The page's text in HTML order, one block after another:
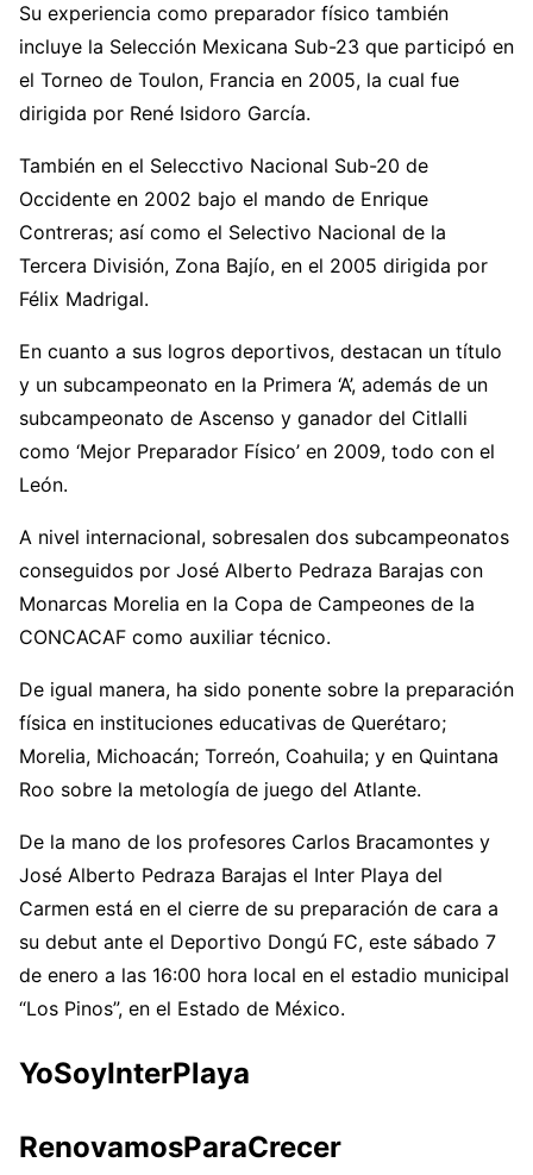
Su experiencia como preparador físico también
incluye la Selección Mexicana Sub-23 que participó en
el Torneo de Toulon, Francia en 2005, la cual fue
dirigida por René Isidoro García.
También en el Selecctivo Nacional Sub-20 de
Occidente en 2002 bajo el mando de Enrique
Contreras; así como el Selectivo Nacional de la
Tercera División, Zona Bajío, en el 2005 dirigida por
Félix Madrigal.
En cuanto a sus logros deportivos, destacan un título
y un subcampeonato en la Primera ‘A’, además de un
subcampeonato de Ascenso y ganador del Citlalli
como ‘Mejor Preparador Físico’ en 2009, todo con el
León.
A nivel internacional, sobresalen dos subcampeonatos
conseguidos por José Alberto Pedraza Barajas con
Monarcas Morelia en la Copa de Campeones de la
CONCACAF como auxiliar técnico.
De igual manera, ha sido ponente sobre la preparación
física en instituciones educativas de Querétaro;
Morelia, Michoacán; Torreón, Coahuila; y en Quintana
Roo sobre la metología de juego del Atlante.
De la mano de los profesores Carlos Bracamontes y
José Alberto Pedraza Barajas el Inter Playa del
Carmen está en el cierre de su preparación de cara a
su debut ante el Deportivo Dongú FC, este sábado 7
de enero a las 16:00 hora local en el estadio municipal
“Los Pinos”, en el Estado de México.
YoSoyInterPlaya
RenovamosParaCrecer